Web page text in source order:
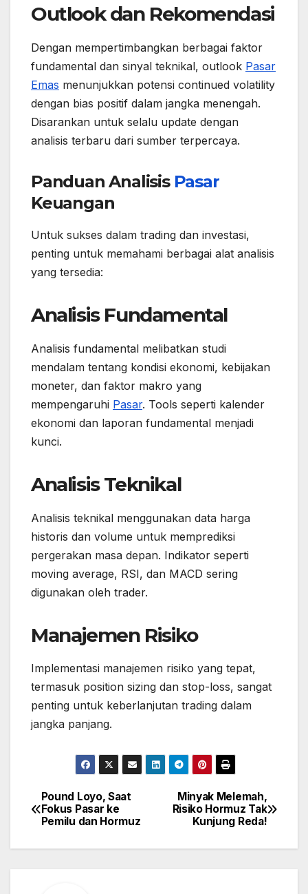
Outlook dan Rekomendasi
Dengan mempertimbangkan berbagai faktor
fundamental dan sinyal teknikal, outlook Pasar
Emas menunjukkan potensi continued volatility
dengan bias positif dalam jangka menengah.
Disarankan untuk selalu update dengan
analisis terbaru dari sumber terpercaya.
Panduan Analisis Pasar
Keuangan
Untuk sukses dalam trading dan investasi,
penting untuk memahami berbagai alat analisis
yang tersedia:
Analisis Fundamental
Analisis fundamental melibatkan studi
mendalam tentang kondisi ekonomi, kebijakan
moneter, dan faktor makro yang
mempengaruhi Pasar. Tools seperti kalender
ekonomi dan laporan fundamental menjadi
kunci.
Analisis Teknikal
Analisis teknikal menggunakan data harga
historis dan volume untuk memprediksi
pergerakan masa depan. Indikator seperti
moving average, RSI, dan MACD sering
digunakan oleh trader.
Manajemen Risiko
Implementasi manajemen risiko yang tepat,
termasuk position sizing dan stop-loss, sangat
penting untuk keberlanjutan trading dalam
jangka panjang.
Post
navigation
Minyak Melemah,
Risiko Hormuz Tak
Kunjung Reda!
Pound Loyo, Saat
Fokus Pasar ke
Pemilu dan Hormuz